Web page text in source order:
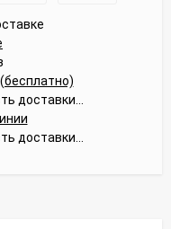
доставки...
доставки...